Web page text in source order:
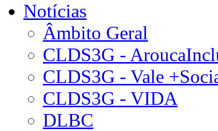
Notícias
Âmbito Geral
CLDS3G -
CLDS3G - Vale
CLDS3G - VIDA
DLBC